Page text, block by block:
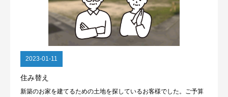
2023-01-11
住み替え
新築のお家を建てるための土地を探しているお客様でした。ご予算